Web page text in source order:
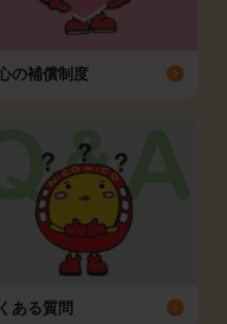
の補償制度
ある質問